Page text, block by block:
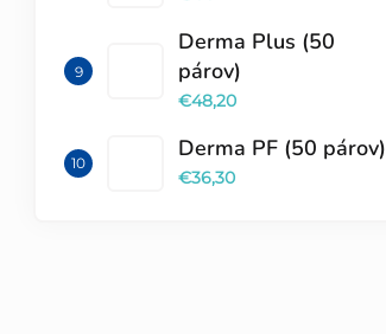
Derma Plus (50
párov)
€48,20
Derma PF (50 párov)
€36,30